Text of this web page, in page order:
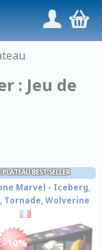
/,
: Jeu de
PLATEAU BEST-SELLER
Marvel - Iceberg,
Tornade, Wolverine
-10%